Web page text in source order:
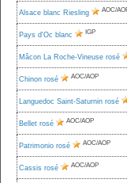
Alsace blanc Riesling AOC/
Pays d'Oc blanc IGP
Mâcon La Roche-Vineuse rosé
Chinon rosé AOC/AOP
Languedoc Saint-Saturnin rosé
Bellet rosé AOC/AOP
Patrimonio rosé AOC/AOP
Cassis rosé AOC/AOP